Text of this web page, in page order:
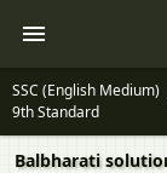
SSC (English Medium)
9th Standard
Balbharati